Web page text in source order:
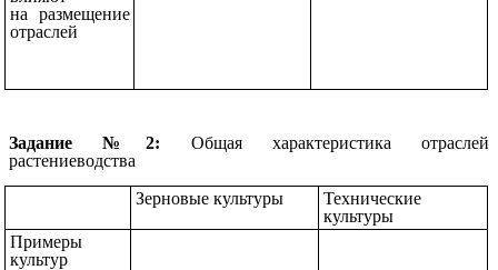
на размещение
отраслей
Задание №2: Общая характеристика отраслей
растениеводства
Зерновые культуры
Технические
культуры
Примеры
культур